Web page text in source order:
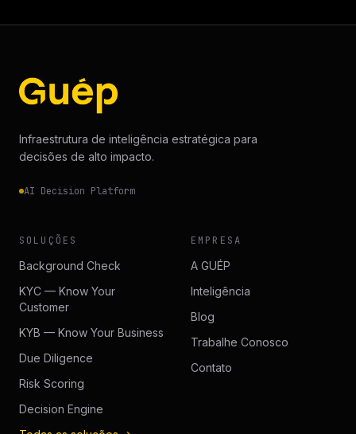
Infraestrutura de inteligência estratégica para
decisões de alto impacto.
AI Decision Platform
SOLUÇÕES
Background Check
KYC — Know Your
Customer
KYB — Know Your Business
Due Diligence
Risk Scoring
Decision Engine
EMPRESA
A GUÉP
Inteligência
Blog
Trabalhe Conosco
Contato